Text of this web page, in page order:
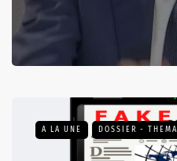
A LA UNE DOSSIER - THEMA